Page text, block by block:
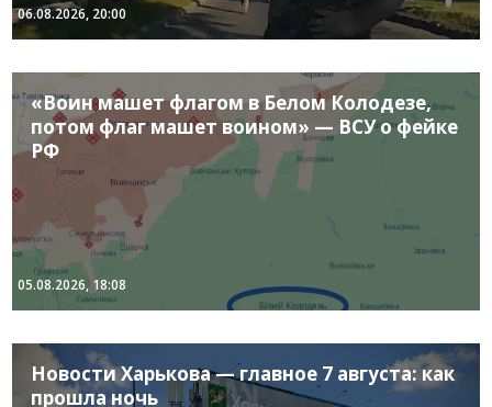
06.08.2026, 20:00
«Воин машет флагом в Белом Колодезе,
потом флаг машет воином» — ВСУ о фейке
РФ
05.08.2026, 18:08
Новости Харькова — главное 7 августа: как
прошла ночь